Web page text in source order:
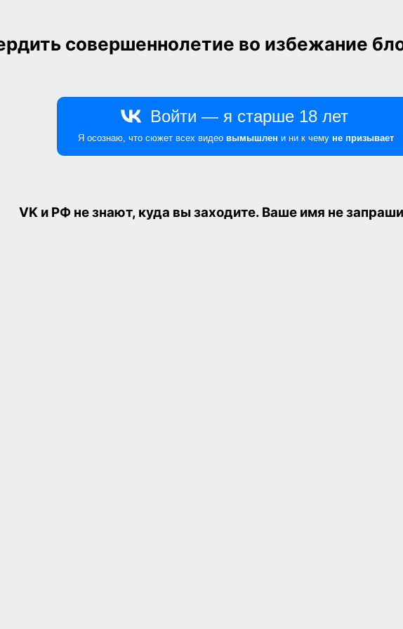
совершеннолетие во избежание
VK и РФ не знают, куда вы заходите. Ваше имя не